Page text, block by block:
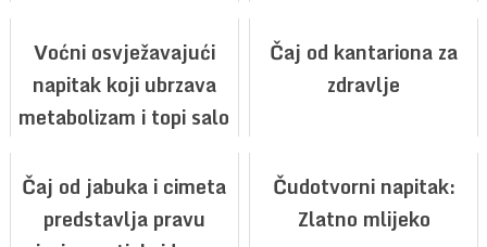
Voćni osvježavajući
napitak koji ubrzava
metabolizam i topi salo
Čaj od kantariona za
zdravlje
Čaj od jabuka i cimeta
predstavlja pravu
Čudotvorni napitak:
Zlatno mlijeko